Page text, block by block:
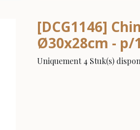
[DCG1146]
Ø30x28cm - p/1
Uniquement 4 Stuk(s)